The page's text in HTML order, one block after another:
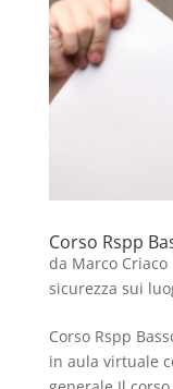
Corso Rspp
da Marco Criaco
sicurezza sui
Corso Rspp
in aula virtuale